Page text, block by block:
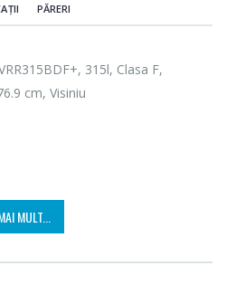
PĂRERI
315l, Clasa F,
cm, Visiniu
de energie electrica.
MULT...